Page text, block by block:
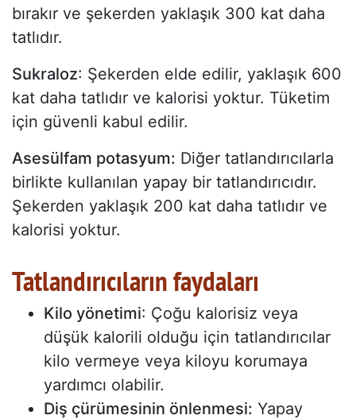
bırakır ve şekerden yaklaşık 300 kat daha
tatlıdır.
Sukraloz: Şekerden elde edilir, yaklaşık 600
kat daha tatlıdır ve kalorisi yoktur. Tüketim
için güvenli kabul edilir.
Asesülfam potasyum: Diğer tatlandırıcılarla
birlikte kullanılan yapay bir tatlandırıcıdır.
Şekerden yaklaşık 200 kat daha tatlıdır ve
kalorisi yoktur.
Tatlandırıcıların faydaları
Kilo yönetimi: Çoğu kalorisiz veya
düşük kalorili olduğu için tatlandırıcılar
kilo vermeye veya kiloyu korumaya
yardımcı olabilir.
Diş çürümesinin önlenmesi: Yapay